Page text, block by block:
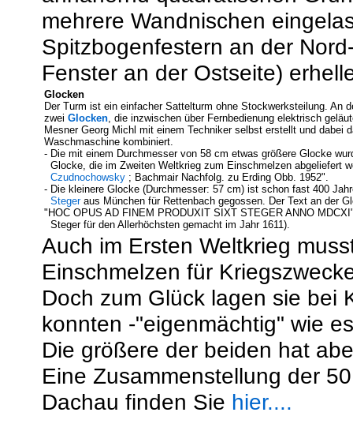
mehrere Wandnischen
Spitzbogenfestern an der
Fenster an der Ostseite)
Glocken
Der Turm ist ein einfacher Sattelturm ohne Stockwerksteilung. An
zwei Glocken, die inzwischen über Fernbedienung elektrisch
Mesner Georg Michl mit einem Techniker selbst erstellt und dabei
Waschmaschine kombiniert.
- Die mit einem Durchmesser von 58 cm etwas größere Glocke
Glocke, die im Zweiten Weltkrieg zum Einschmelzen abgeliefert
Czudnochowsky; Bachmair Nachfolg. zu Erding Obb. 1952".
- Die kleinere Glocke (Durchmesser: 57 cm) ist schon fast 400
Steger aus München für Rettenbach gegossen. Der Text an der
"HOC OPUS AD FINEM PRODUXIT SIXT STEGER ANNO
Steger für den Allerhöchsten gemacht im Jahr 1611).
Auch im Ersten Weltkrieg
Einschmelzen für
Doch zum Glück lagen sie bei
konnten -"eigenmächtig" wie
Die größere der beiden hat
Eine Zusammenstellung der
Dachau finden Sie hier....